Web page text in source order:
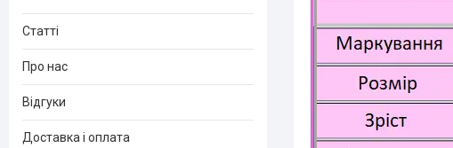
Статті
Про нас
Відгуки
Доставка і оплата